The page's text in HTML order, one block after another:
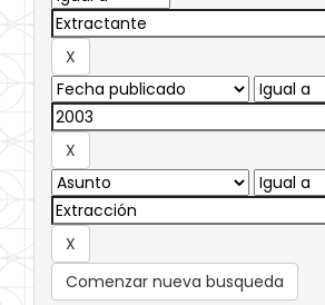
Comenzar nueva busqueda